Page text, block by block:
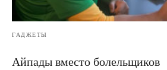
ГАДЖЕТЫ
Айпады вместо болельщиков